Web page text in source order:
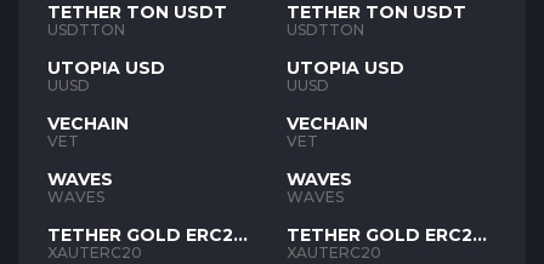
TETHER TON USDT
USDTTON
UTOPIA USD
UUSD
VECHAIN
VET
WAVES
WAVES
TETHER GOLD ERC20
XAUT
XAUTERC20
TETHER TON USDT
USDTTON
UTOPIA USD
UUSD
VECHAIN
VET
WAVES
WAVES
TETHER GOLD ERC20
XAUT
XAUTERC20